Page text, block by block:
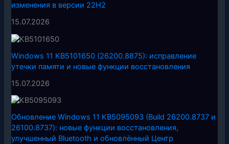
изменения в версии 22H2
15.07.2026
Windows 11 KB5101650 (26200.8875): исправление
утечки памяти и новые функции восстановления
15.07.2026
Обновление Windows 11 KB5095093 (Build 26200.8737 и
26100.8737): новые функции восстановления,
улучшенный Bluetooth и обновлённый Центр